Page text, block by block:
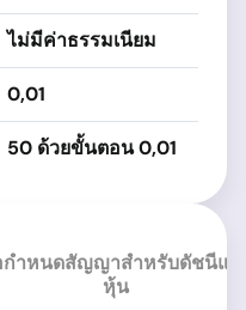
ไม่มีค่าธรรมเนียม
0,01
50 ด้วยขั้นตอน 0,01
ำหนดสัญญาสำหรับดัชนีแล
หุ้น